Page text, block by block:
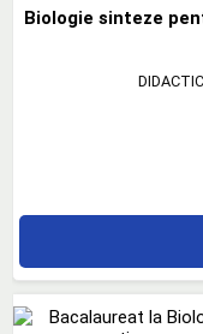
Biologie sinteze